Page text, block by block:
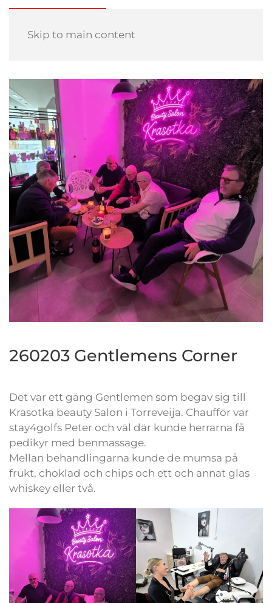
Skip to main content
260203 Gentlemens Corner
Det var ett gäng Gentlemen som begav sig till
Krasotka beauty Salon i Torreveija. Chaufför var
stay4golfs Peter och väl där kunde herrarna få
pedikyr med benmassage.
Mellan behandlingarna kunde de mumsa på
frukt, choklad och chips och ett och annat glas
whiskey eller två.